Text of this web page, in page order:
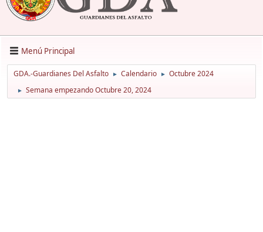
Menú Principal
GDA.-Guardianes Del Asfalto ► Calendario ► Octubre 2024
► Semana empezando Octubre 20, 2024